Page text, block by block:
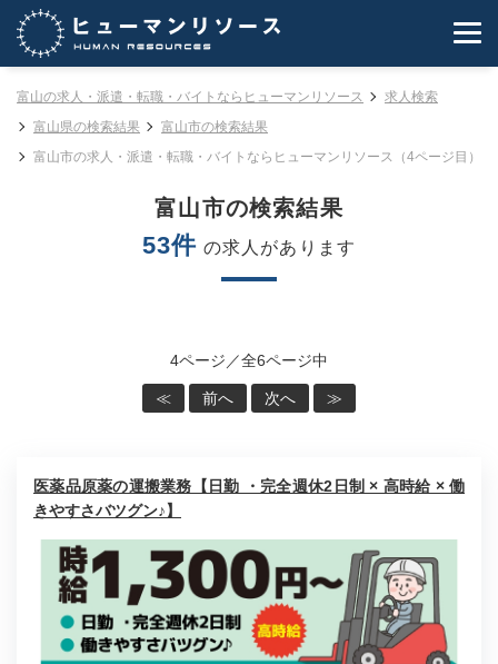
富山の求人・派遣・転職・バイトならヒューマンリソース
求人検索
富山県の検索結果
富山市の検索結果
富山市の求人・派遣・転職・バイトならヒューマンリソース（4ページ目）
富山市の検索結果
53件 の求人があります
4ページ／全6ページ中
≪ 前へ 次へ ≫
医薬品原薬の運搬業務【日勤 ・完全週休2日制 × 高時給 × 働
きやすさバツグン♪】